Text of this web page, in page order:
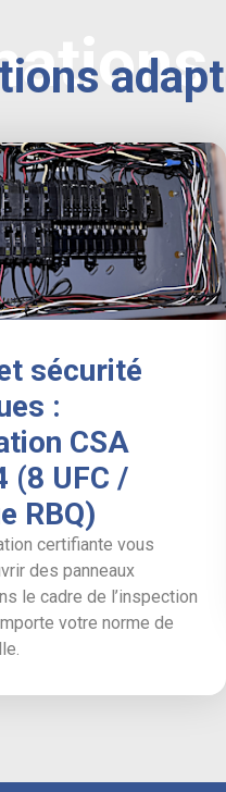
sécurité
:
CSA
(8 UFC /
RBQ)
certifiante vous
des panneaux
le cadre de l’inspection
votre norme de